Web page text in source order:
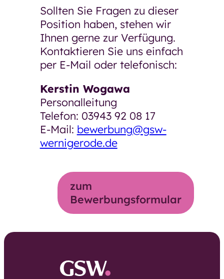
Sollten Sie Fragen zu dieser
Position haben, stehen wir
Ihnen gerne zur Verfügung.
Kontaktieren Sie uns einfach
per E-Mail oder telefonisch:
Kerstin Wogawa
Personalleitung
Telefon: 03943 92 08 17
E-Mail: bewerbung@gsw-
wernigerode.de
zum
Bewerbungsformular